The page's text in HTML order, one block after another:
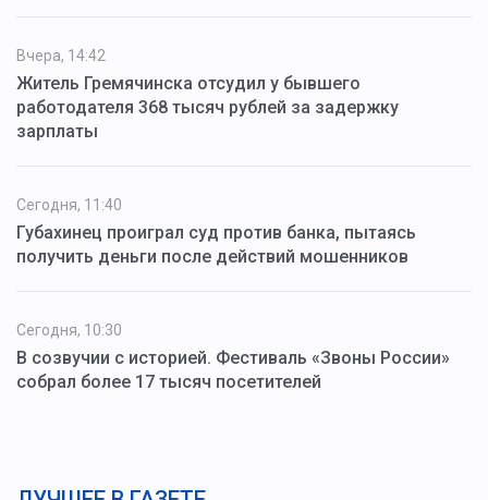
Вчера, 14:42
Житель Гремячинска отсудил у бывшего
работодателя 368 тысяч рублей за задержку
зарплаты
Сегодня, 11:40
Губахинец проиграл суд против банка, пытаясь
получить деньги после действий мошенников
Сегодня, 10:30
В созвучии с историей. Фестиваль «Звоны России»
собрал более 17 тысяч посетителей